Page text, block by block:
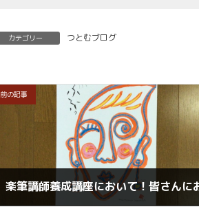
カテゴリー つとむブログ
前の記事